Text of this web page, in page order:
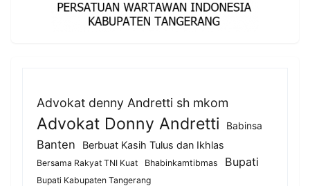
Advokat denny Andretti sh mkom
Advokat Donny Andretti Babinsa
Banten Berbuat Kasih Tulus dan Ikhlas
Bersama Rakyat TNI Kuat Bhabinkamtibmas Bupati
Bupati Kabupaten Tangerang